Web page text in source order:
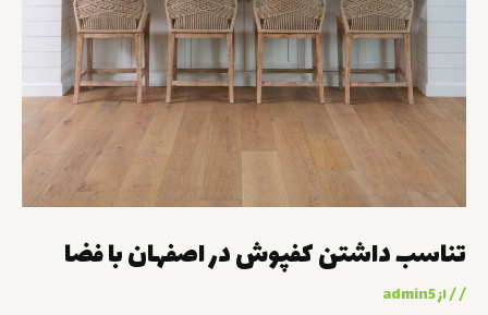
تناسب داشتن کفپوش در اصفهان با فضا
// ازadmin5